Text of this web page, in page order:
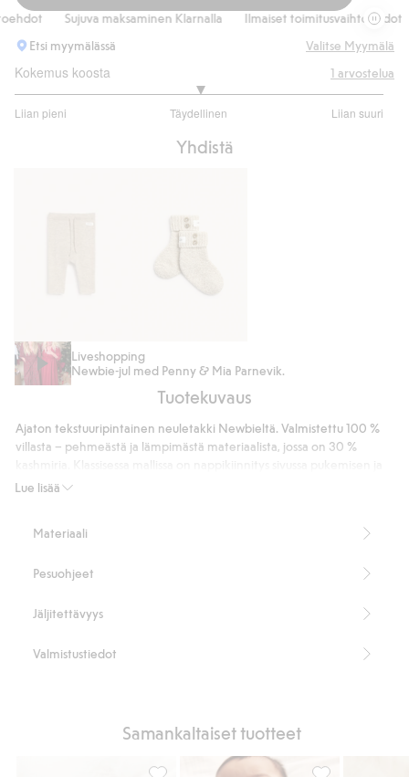
Sujuva maksaminen Klarnalla Ilmaiset toimitusvaihtoehdot
Etsi myymälässä
Valitse Myymälä
Kokemus koosta
Liian pieni Täydellinen Liian suuri
/
1 arvostelua
Yhdistä
Housut
villan
sekoitteesta
Villa-
ja
kashmirsekoitesukat
Liveshopping
Newbie-jul med Penny & Mia Parnevik.
Tuotekuvaus
Lue lisää
Ajaton tekstuuripintainen neuletakki Newbieltä. Valmistettu 100 %
villasta – pehmeästä ja lämpimästä materiaalista, jossa on 30 %
riisumisen helpottamiseksi. Pehmeä suosikki perheen pienimmille –
Sisältää 70 % sertifioitua villaa.
RWS-sertifioitu villa
Materiaali
Pesuohjeet
Jäljitettävyys
Valmistustiedot
Samankaltaiset tuotteet